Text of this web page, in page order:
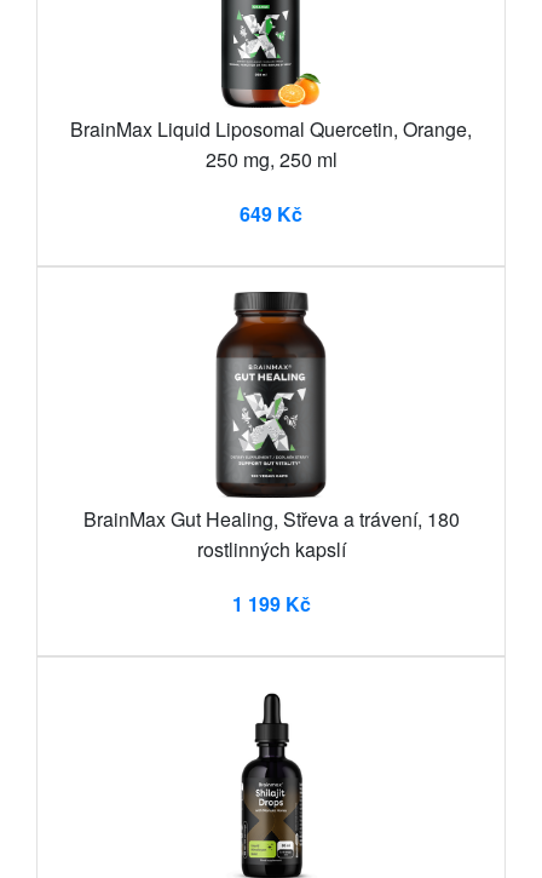
BrainMax Liquid Liposomal Quercetin, Orange,
250 mg, 250 ml
649 Kč
BrainMax Gut Healing, Střeva a trávení, 180
rostlinných kapslí
1 199 Kč